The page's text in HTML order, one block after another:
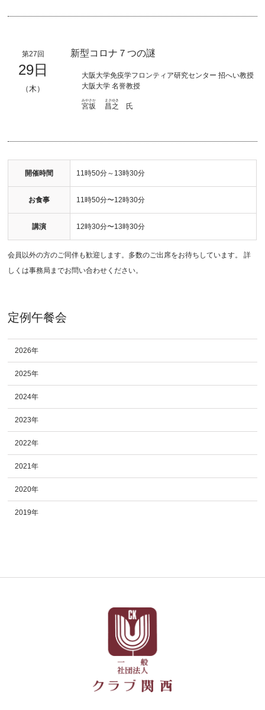
第27回
29日
（木）
新型コロナ７つの謎
大阪大学免疫学フロンティア研究センター 招へい教授
大阪大学 名誉教授
宮坂
みやさか
昌之
まさゆき
氏
開催時間 11時50分～13時30分
お食事 11時50分〜12時30分
講演 12時30分〜13時30分
会員以外の方のご同伴も歓迎します。多数のご出席をお待ちしています。 詳
しくは事務局までお問い合わせください。
定例午餐会
2026年
2025年
2024年
2023年
2022年
2021年
2020年
2019年